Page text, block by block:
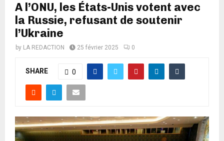
A l’ONU, les États-Unis votent avec
la Russie, refusant de soutenir
l’Ukraine
by LA REDACTION 25 février 2025 0
SHARE 0